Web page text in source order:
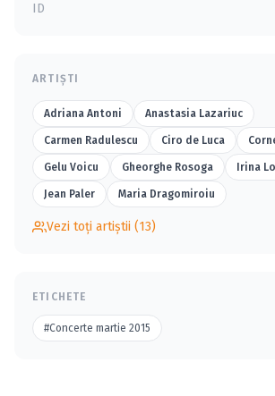
ID
ARTIȘTI
Adriana Antoni Anastasia Lazariuc
Carmen Radulescu Ciro de Luca
Gelu Voicu Gheorghe Rosoga Irina
Jean Paler Maria Dragomiroiu
Vezi toți artiștii (13)
ETICHETE
#Concerte martie 2015